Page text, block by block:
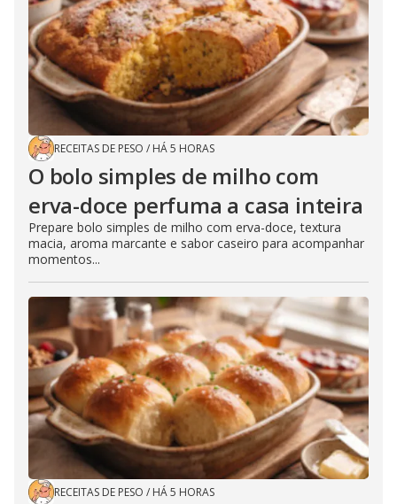
RECEITAS DE PESO / HÁ 5 HORAS
O bolo simples de milho com
erva-doce perfuma a casa inteira
Prepare bolo simples de milho com erva-doce, textura
macia, aroma marcante e sabor caseiro para acompanhar
momentos...
RECEITAS DE PESO / HÁ 5 HORAS